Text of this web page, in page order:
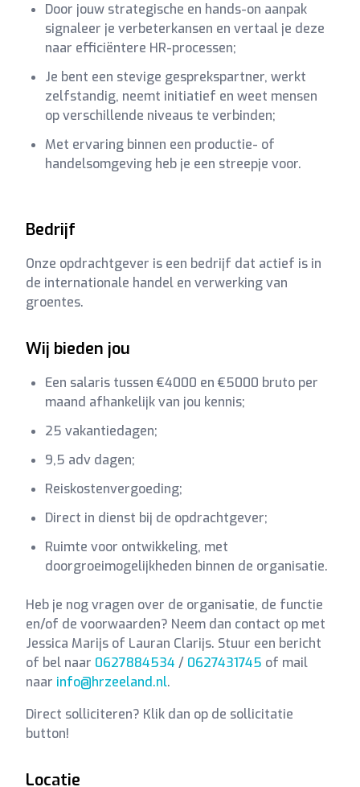
Door jouw strategische en hands-on aanpak
signaleer je verbeterkansen en vertaal je deze
naar efficiëntere HR-processen;
Je bent een stevige gesprekspartner, werkt
zelfstandig, neemt initiatief en weet mensen
op verschillende niveaus te verbinden;
Met ervaring binnen een productie- of
handelsomgeving heb je een streepje voor.
Bedrijf
Onze opdrachtgever is een bedrijf dat actief is in
de internationale handel en verwerking van
groentes.
Wij bieden jou
Een salaris tussen €4000 en €5000 bruto per
maand afhankelijk van jou kennis;
25 vakantiedagen;
9,5 adv dagen;
Reiskostenvergoeding;
Direct in dienst bij de opdrachtgever;
Ruimte voor ontwikkeling, met
doorgroeimogelijkheden binnen de organisatie.
Heb je nog vragen over de organisatie, de functie
en/of de voorwaarden? Neem dan contact op met
Jessica Marijs of Lauran Clarijs. Stuur een bericht
of bel naar 0627884534 / 0627431745 of mail
naar info@hrzeeland.nl.
Direct solliciteren? Klik dan op de sollicitatie
button!
Locatie